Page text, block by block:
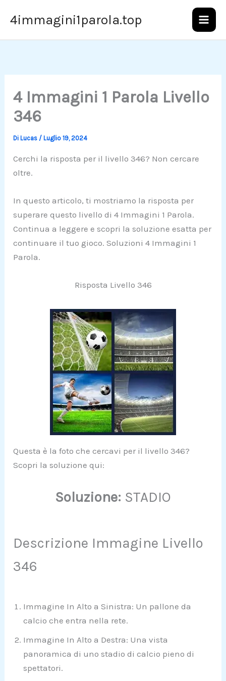
4immagini1parola.top
4 Immagini 1 Parola Livello
346
DiLucas /Luglio 19, 2024
Cerchi la risposta per il livello 346? Non cercare
oltre.
In questo articolo, ti mostriamo la risposta per
superare questo livello di 4 Immagini 1 Parola.
Continua a leggere e scopri la soluzione esatta per
continuare il tuo gioco. Soluzioni 4 Immagini 1
Parola.
Risposta Livello 346
Questa è la foto che cercavi per il livello 346?
Scopri la soluzione qui:
Soluzione: STADIO
Descrizione Immagine Livello
346
Immagine In Alto a Sinistra: Un pallone da
calcio che entra nella rete.
Immagine In Alto a Destra: Una vista
panoramica di uno stadio di calcio pieno di
spettatori.